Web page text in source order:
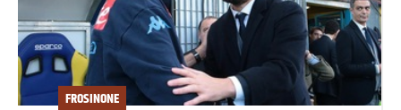
FROSINONE